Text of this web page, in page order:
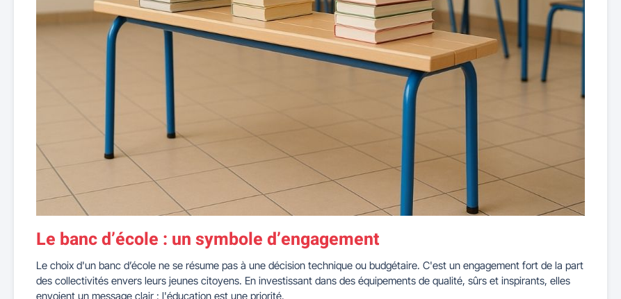
Le banc d’école : un symbole d’engagement
Le choix d'un banc d’école ne se résume pas à une décision technique ou budgétaire. C'est un engagement fort de la part
des collectivités envers leurs jeunes citoyens. En investissant dans des équipements de qualité, sûrs et inspirants, elles
envoient un message clair : l'éducation est une priorité.